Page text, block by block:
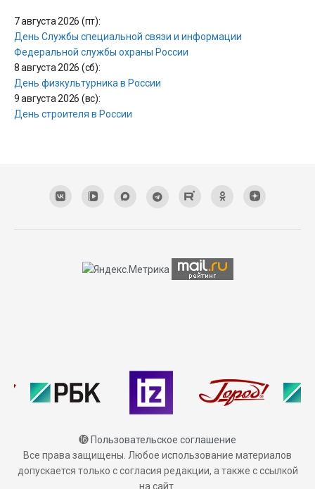
7 августа 2026 (пт):
День Службы специальной связи и информации
Федеральной службы охраны России
8 августа 2026 (сб):
День физкультурника в России
9 августа 2026 (вс):
День строителя в России
⓰ Пользовательское соглашение
Все права защищены. Любое использование материалов
допускается только с согласия редакции, а также с ссылкой
на сайт.